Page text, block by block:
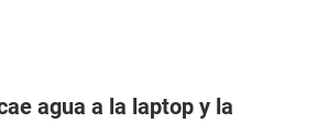
agua a la laptop y la